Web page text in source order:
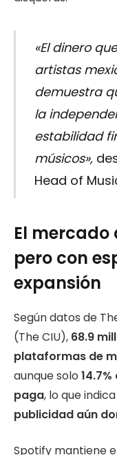
«El dinero
artistas
demuestra
la
estabilidad
músicos»,
Head of
El
pero con
expansión
Según datos de
(The CIU), 68.9
plataformas de
aunque solo
paga, lo que
publicidad aún
Spotify mantiene